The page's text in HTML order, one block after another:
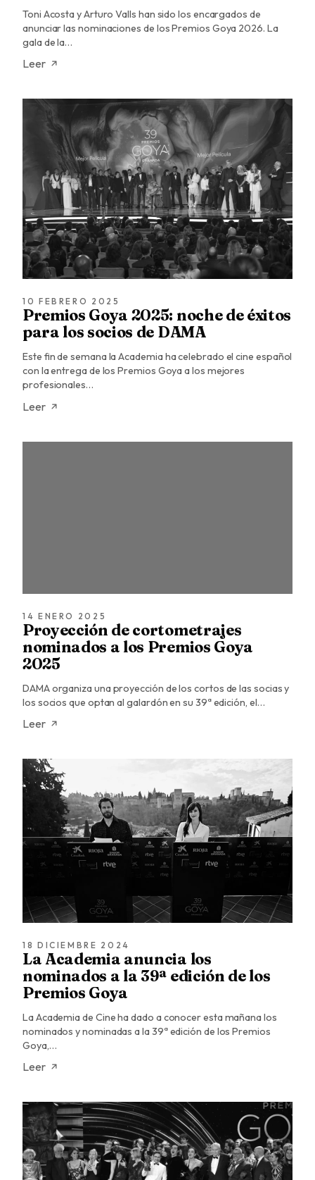
Toni Acosta y Arturo Valls han sido los encargados de
anunciar las nominaciones de los Premios Goya 2026. La
gala de la…
Leer
10 FEBRERO 2025
Premios Goya 2025: noche de éxitos
para los socios de DAMA
Este fin de semana la Academia ha celebrado el cine español
con la entrega de los Premios Goya a los mejores
profesionales…
Leer
14 ENERO 2025
Proyección de cortometrajes
nominados a los Premios Goya
2025
DAMA organiza una proyección de los cortos de las socias y
los socios que optan al galardón en su 39ª edición, el…
Leer
18 DICIEMBRE 2024
La Academia anuncia los
nominados a la 39ª edición de los
Premios Goya
La Academia de Cine ha dado a conocer esta mañana los
nominados y nominadas a la 39ª edición de los Premios
Goya,…
Leer